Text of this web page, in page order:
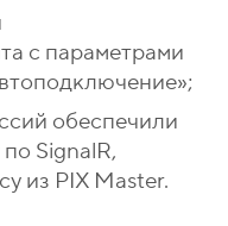
с параметрами
обеспечили
SignalR,
из PIX Master.